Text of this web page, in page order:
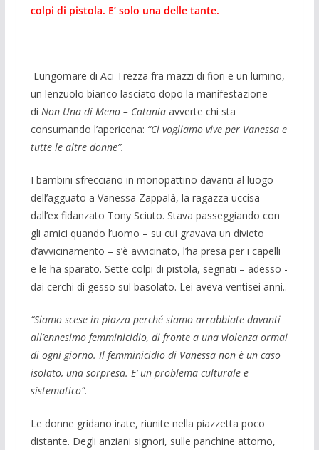
colpi di pistola. E’ solo una delle tante.
Lungomare di Aci Trezza fra mazzi di fiori e un lumino,
un lenzuolo bianco lasciato dopo la manifestazione
di Non Una di Meno – Cataniaavverte chi sta
consumando l’apericena: “Ci vogliamo vive per Vanessa e
tutte le altre donne”.
I bambini sfrecciano in monopattino davanti al luogo
dell’agguato a Vanessa Zappalà, la ragazza uccisa
dall’ex fidanzato Tony Sciuto. Stava passeggiando con
gli amici quando l’uomo – su cui gravava un divieto
d’avvicinamento – s’è avvicinato, l’ha presa per i capelli
e le ha sparato. Sette colpi di pistola, segnati – adesso -
dai cerchi di gesso sul basolato. Lei aveva ventisei anni..
“Siamo scese in piazza perché siamo arrabbiate davanti
all’ennesimo femminicidio, di fronte a una violenza ormai
di ogni giorno. Il femminicidio di Vanessa non è un caso
isolato, una sorpresa. E’ un problema culturale e
sistematico”.
Le donne gridano irate, riunite nella piazzetta poco
distante. Degli anziani signori, sulle panchine attorno,